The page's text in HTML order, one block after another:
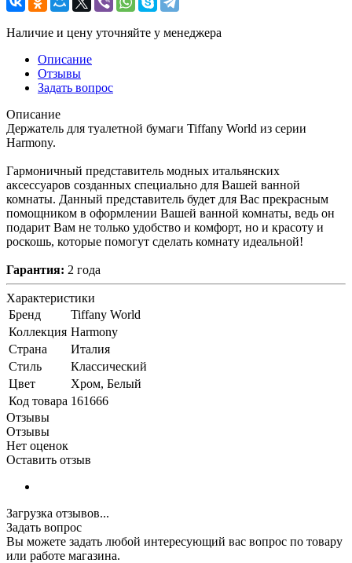
Наличие и цену уточняйте у менеджера
Описание
Отзывы
Задать вопрос
Описание
Держатель для туалетной бумаги Tiffany World из серии
Harmony.
Гармоничный представитель модных итальянских
аксессуаров созданных специально для Вашей ванной
комнаты. Данный представитель будет для Вас прекрасным
помощником в оформлении Вашей ванной комнаты, ведь он
подарит Вам не только удобство и комфорт, но и красоту и
роскошь, которые помогут сделать комнату идеальной!
Гарантия: 2 года
Характеристики
Бренд
Tiffany World
Коллекция Harmony
Страна
Италия
Стиль
Классический
Цвет
Хром, Белый
Код товара 161666
Отзывы
Отзывы
Нет оценок
Оставить отзыв
Загрузка отзывов...
Задать вопрос
Вы можете задать любой интересующий вас вопрос по товару
или работе магазина.